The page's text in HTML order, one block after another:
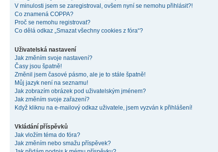
V minulosti jsem se zaregistroval, ovšem nyní se nemohu přihlásit?!
Co znamená COPPA?
Proč se nemohu registrovat?
Co dělá odkaz „Smazat všechny cookies z fóra“?
Uživatelská nastavení
Jak změním svoje nastavení?
Časy jsou špatně!
Změnil jsem časové pásmo, ale je to stále špatně!
Můj jazyk není na seznamu!
Jak zobrazím obrázek pod uživatelským jménem?
Jak změním svoje zařazení?
Když kliknu na e-mailový odkaz uživatele, jsem vyzván k přihlášení!
Vkládání příspěvků
Jak vložím téma do fóra?
Jak změním nebo smažu příspěvek?